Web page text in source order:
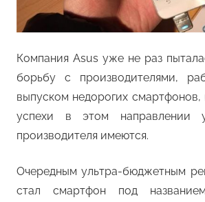
Компания Asus уже не раз
борьбу с производителями,
выпуском недорогих
успехи в этом направлении у
производителя имеются.
Очередным ультра-бюджетным
стал смартфон под